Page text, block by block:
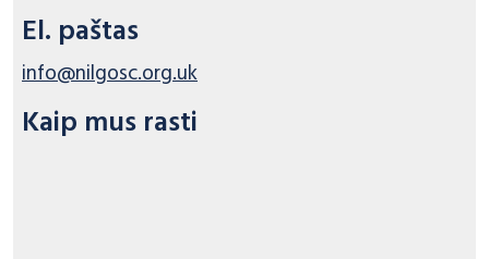
El. paštas
info@nilgosc.org.uk
Kaip mus rasti